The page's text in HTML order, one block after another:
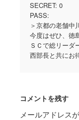
SECRET: 0
PASS:
＞京都の老舗中
今度はぜひ、徳
ＳＣで総リーダ
西部長と共にお
コメントを残す
メールアドレス